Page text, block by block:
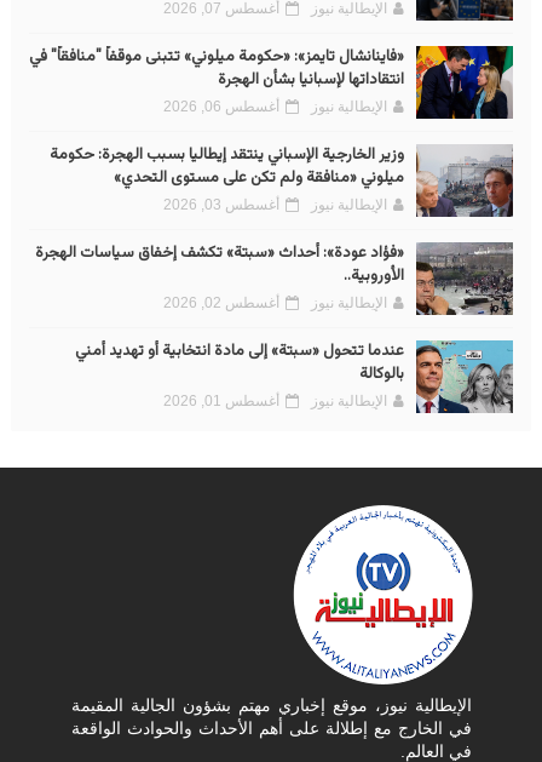
الإيطالية نيوز أغسطس 07, 2026
«فاينانشال تايمز»: «حكومة ميلوني» تتبنى موقفاً "منافقاً" في
انتقاداتها لإسبانيا بشأن الهجرة
الإيطالية نيوز أغسطس 06, 2026
وزير الخارجية الإسباني ينتقد إيطاليا بسبب الهجرة: حكومة
ميلوني «منافقة ولم تكن على مستوى التحدي»
الإيطالية نيوز أغسطس 03, 2026
«فؤاد عودة»: أحداث «سبتة» تكشف إخفاق سياسات الهجرة
الأوروبية..
الإيطالية نيوز أغسطس 02, 2026
عندما تتحول «سبتة» إلى مادة انتخابية أو تهديد أمني
بالوكالة
الإيطالية نيوز أغسطس 01, 2026
الإيطالية نيوز، موقع إخباري مهتم بشؤون الجالية المقيمة
في الخارج مع إطلالة على أهم الأحداث والحوادث الواقعة
في العالم.